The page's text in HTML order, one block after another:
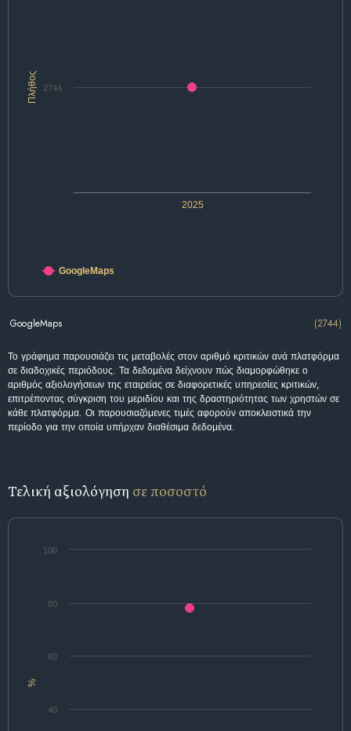
Πλήθος
2025
2744
GoogleMaps
GoogleMaps (2744)
Το γράφημα παρουσιάζει τις μεταβολές στον αριθμό κριτικών ανά πλατφόρμα
σε διαδοχικές περιόδους. Τα δεδομένα δείχνουν πώς διαμορφώθηκε ο
αριθμός αξιολογήσεων της εταιρείας σε διαφορετικές υπηρεσίες κριτικών,
επιτρέποντας σύγκριση του μεριδίου και της δραστηριότητας των χρηστών σε
κάθε πλατφόρμα. Οι παρουσιαζόμενες τιμές αφορούν αποκλειστικά την
περίοδο για την οποία υπήρχαν διαθέσιμα δεδομένα.
Τελική αξιολόγηση σε ποσοστό
%
40
60
80
100